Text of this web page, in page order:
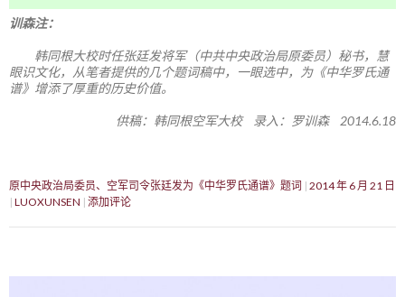
训森注：
韩同根大校时任张廷发将军（中共中央政治局原委员）秘书，慧
眼识文化，从笔者提供的几个题词稿中，一眼选中，为《中华罗氏通
谱》增添了厚重的历史价值。
供稿：韩同根空军大校 录入：罗训森 2014.6.18
原中央政治局委员、空军司令张廷发为《中华罗氏通谱》题词 2014 年 6 月 21 日
LUOXUNSEN 添加评论